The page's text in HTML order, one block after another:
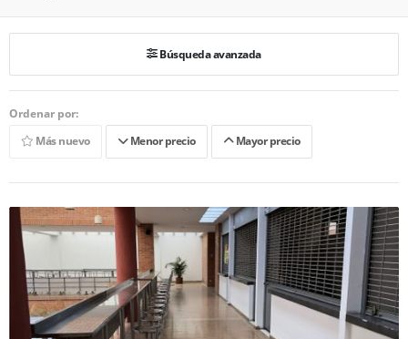
Búsqueda avanzada
Ordenar por:
Más nuevo
Menor precio Mayor precio